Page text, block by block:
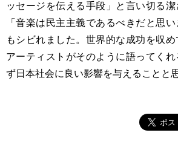
ッセージを伝える手段」と言い切る潔
「音楽は民主主義であるべきだと思
もシビれました。世界的な成功を収
アーティストがそのように語ってく
ず日本社会に良い影響を与えることと